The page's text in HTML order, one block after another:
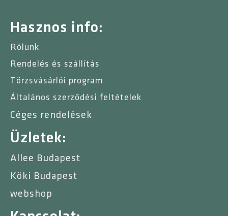
Hasznos info:
Rólunk
Rendelés és szállítás
Törzsvásárlói program
Általános szerződési feltételek
Céges rendelések
Üzletek:
Allee Budapest
Köki Budapest
webshop